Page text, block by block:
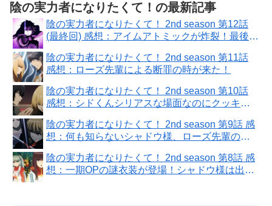
陰の実力者になりたくて！の最新記事
陰の実力者になりたくて！ 2nd season 第12話
(最終回) 感想：アイムアトミックが炸裂！最後に
陰の実力者になりたくて！ 2nd season 第11話
感想：ローズ先輩による断罪の時が来た！
陰の実力者になりたくて！ 2nd season 第10話
感想：シドくんシリアスな場面なのにクッキー
陰の実力者になりたくて！ 2nd season 第9話 感
想：何も知らないシャドウ様、ローズ先輩の裏
陰の実力者になりたくて！ 2nd season 第8話 感
想：一期OPの謎衣装が登場！シャドウ様は出番